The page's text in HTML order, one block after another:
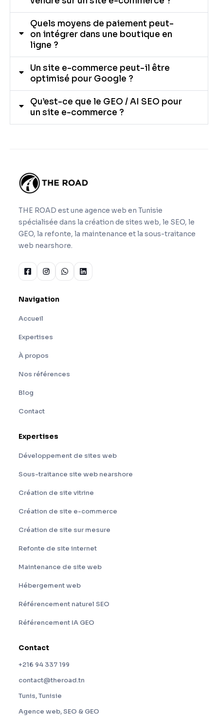
Quels moyens de paiement peut-
on intégrer dans une boutique en
ligne ?
Un site e-commerce peut-il être
optimisé pour Google ?
Qu’est-ce que le GEO / AI SEO pour
un site e-commerce ?
THE ROAD est une agence web en Tunisie
spécialisée dans la création de sites web, le SEO, le
GEO, la refonte, la maintenance et la sous-traitance
web nearshore.
Navigation
Accueil
Expertises
À propos
Nos références
Blog
Contact
Expertises
Développement de sites web
Sous-traitance site web nearshore
Création de site vitrine
Création de site e-commerce
Création de site sur mesure
Refonte de site internet
Maintenance de site web
Hébergement web
Référencement naturel SEO
Référencement IA GEO
Contact
+216 94 337 199
contact@theroad.tn
Tunis, Tunisie
Agence web, SEO & GEO